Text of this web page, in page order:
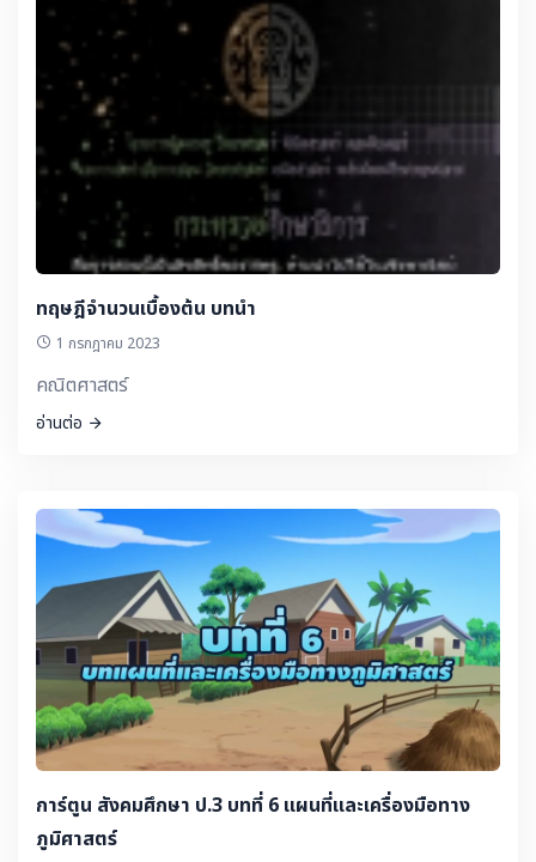
ทฤษฎีจำนวนเบื้องต้น บทนำ
1 กรกฎาคม 2023
คณิตศาสตร์
อ่านต่อ
การ์ตูน สังคมศึกษา ป.3 บทที่ 6 แผนที่และเครื่องมือทาง
ภูมิศาสตร์